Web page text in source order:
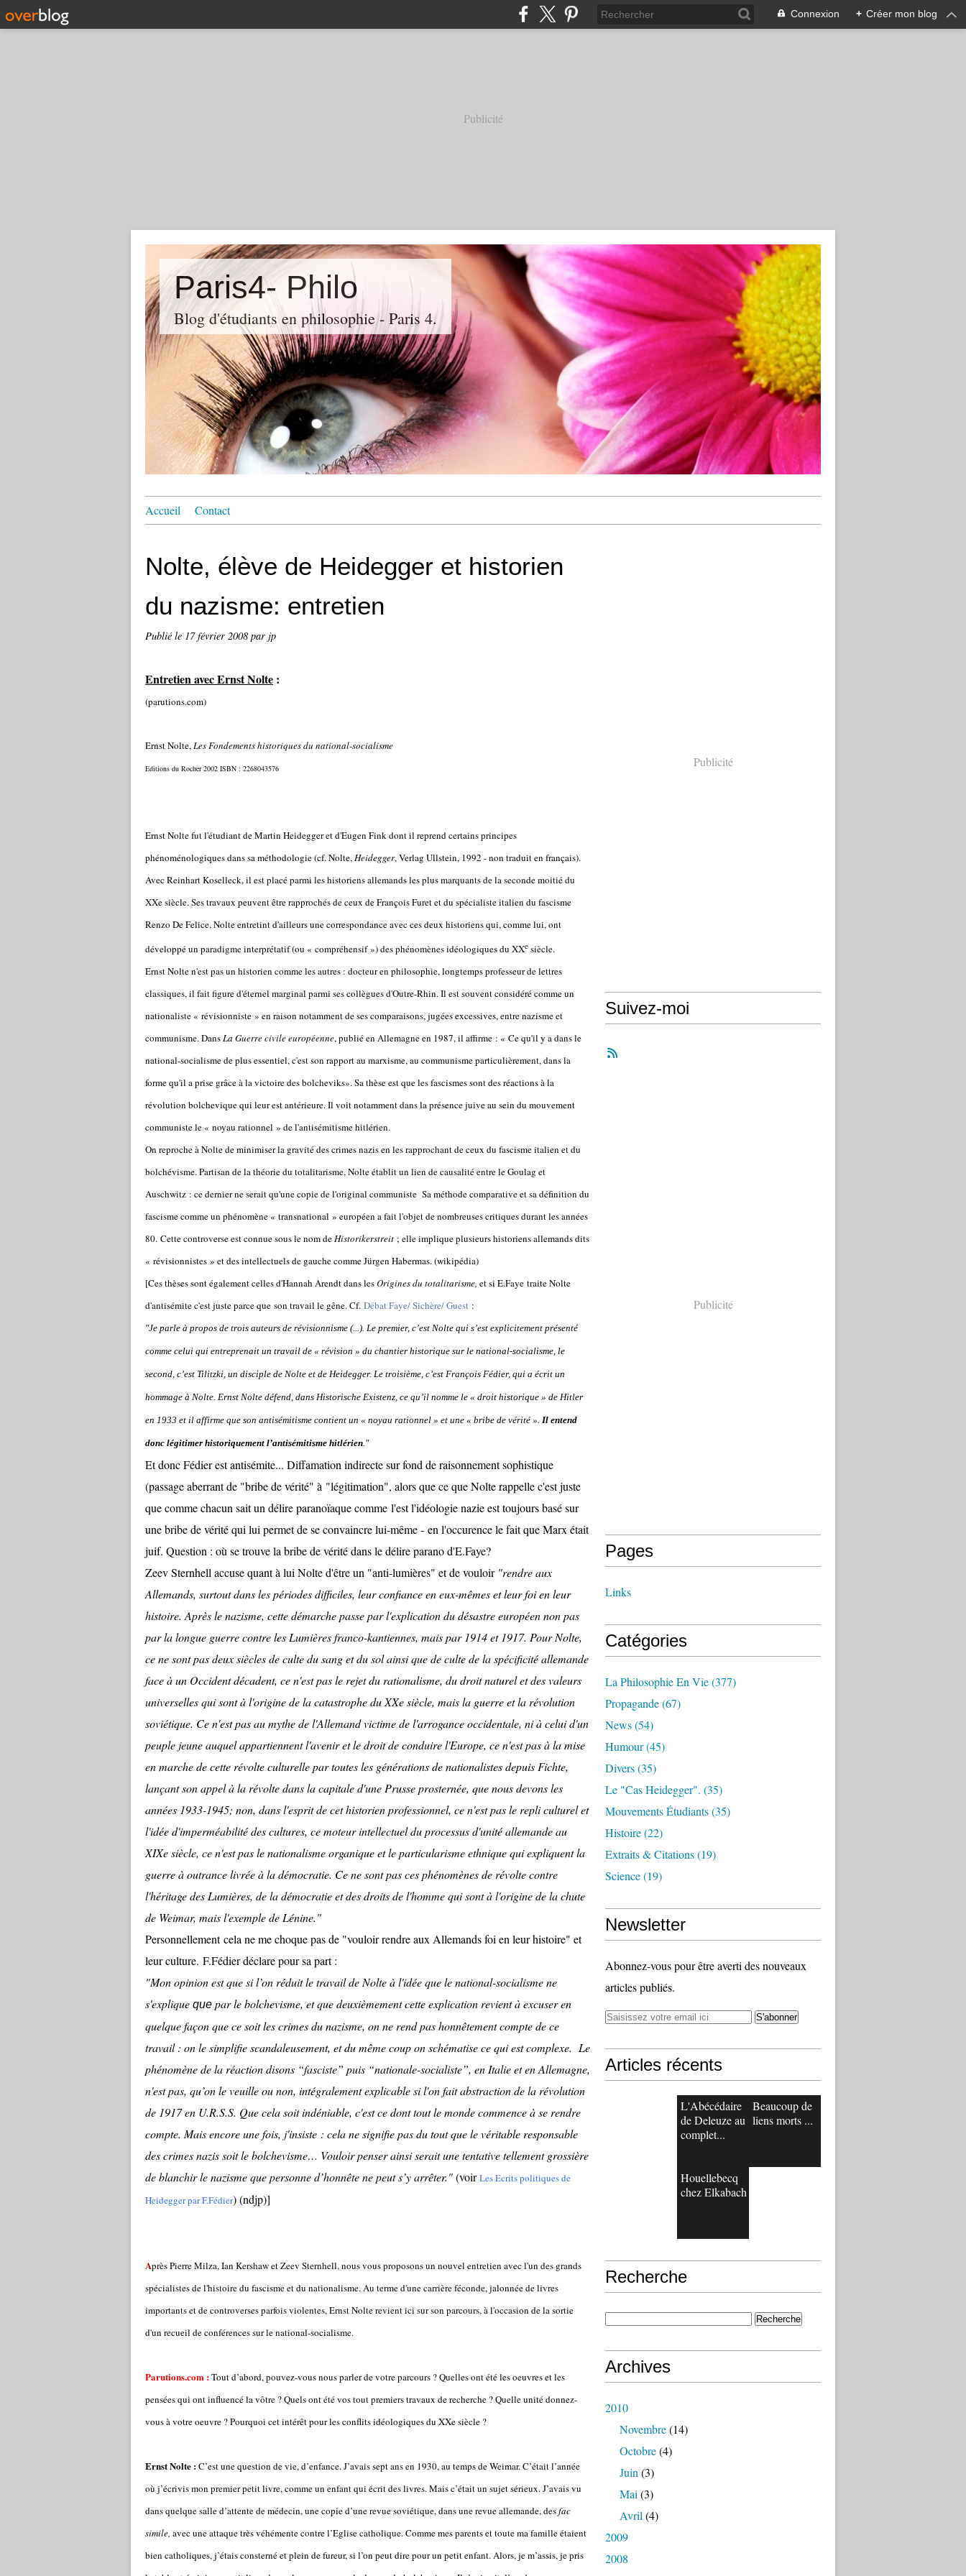
Connexion + Créer mon blog
Publicité
Paris4- Philo
Blog d'étudiants en philosophie - Paris 4.
Accueil Contact
Nolte, élève de Heidegger et historien
du nazisme: entretien
Publié le 17 février 2008 par jp
Entretien avec Ernst Nolte :
(parutions.com)
Ernst Nolte,Les Fondements historiques du national-socialisme
Editions du Rocher 2002 ISBN : 2268043576
Ernst Nolte fut l'étudiant de Martin Heidegger et d'Eugen Fink dont il reprend certains principes
phénoménologiques dans sa méthodologie (cf. Nolte,Heidegger, Verlag Ullstein, 1992 - non traduit en français).
Avec Reinhart Koselleck, il est placé parmi les historiens allemands les plus marquants de la seconde moitié du
XXe siècle. Ses travaux peuvent être rapprochés de ceux de François Furet et du spécialiste italien du fascisme
Renzo De Felice. Nolte entretint d'ailleurs une correspondance avec ces deux historiens qui, comme lui, ont
développé un paradigme interprétatif (ou « compréhensif ») des phénomènes idéologiques du XXe siècle.
Ernst Nolte n'est pas un historien comme les autres : docteur en philosophie, longtemps professeur de lettres
classiques, il fait figure d'éternel marginal parmi ses collègues d'Outre-Rhin. Il est souvent considéré comme un
nationaliste « révisionniste » en raison notamment de ses comparaisons, jugées excessives, entre nazisme et
communisme. DansLa Guerre civile européenne, publié en Allemagne en 1987, il affirme : « Ce qu'il y a dans le
national-socialisme de plus essentiel, c'est son rapport au marxisme, au communisme particulièrement, dans la
forme qu'il a prise grâce à la victoire des bolcheviks». Sa thèse est que les fascismes sont des réactions à la
révolution bolchevique qui leur est antérieure. Il voit notamment dans la présence juive au sein du mouvement
communiste le « noyau rationnel » de l'antisémitisme hitlérien.
On reproche à Nolte de minimiser la gravité des crimes nazis en les rapprochant de ceux du fascisme italien et du
bolchévisme. Partisan de la théorie du totalitarisme, Nolte établit un lien de causalité entre le Goulag et
Auschwitz : ce dernier ne serait qu'une copie de l'original communiste Sa méthode comparative et sa définition du
fascisme comme un phénomène « transnational » européen a fait l'objet de nombreuses critiques durant les années
80. Cette controverse est connue sous le nom deHistorikerstreit ; elle implique plusieurs historiens allemands dits
« révisionnistes » et des intellectuels de gauche comme Jürgen Habermas. (wikipédia)
[Ces thèses sont également celles d'Hannah Arendt dans lesOrigines du totalitarisme, et si E.Faye traite Nolte
d'antisémite c'est juste parce que son travail le gêne. Cf. Débat Faye/ Sichère/ Guest :
"Je parle à propos de trois auteurs de révisionnisme (...). Le premier, c’est Nolte qui s’est explicitement présenté
comme celui qui entreprenait un travail de « révision » du chantier historique sur le national-socialisme, le
second, c’est Tilitzki, un disciple de Nolte et de Heidegger. Le troisième, c’est François Fédier, qui a écrit un
hommage à Nolte. Ernst Nolte défend, dans Historische Existenz, ce qu’il nomme le « droit historique » de Hitler
en 1933 et il affirme que son antisémitisme contient un « noyau rationnel » et une « bribe de vérité ». Il entend
donc légitimer historiquement l’antisémitisme hitlérien."
Et donc Fédier est antisémite... Diffamation indirecte sur fond de raisonnement sophistique
(passage aberrant de "bribe de vérité" à "légitimation", alors que ce que Nolte rappelle c'est juste
que comme chacun sait un délire paranoïaque comme l'est l'idéologie nazie est toujours basé sur
une bribe de vérité qui lui permet de se convaincre lui-même - en l'occurence le fait que Marx était
juif. Question : où se trouve la bribe de vérité dans le délire parano d'E.Faye?
Zeev Sternhell accuse quant à lui Nolte d'être un "anti-lumières" et de vouloir "rendre aux
Allemands, surtout dans les périodes difficiles, leur confiance en eux-mêmes et leur foi en leur
histoire. Après le nazisme, cette démarche passe par l'explication du désastre européen non pas
par la longue guerre contre les Lumières franco-kantiennes, mais par 1914 et 1917. Pour Nolte,
ce ne sont pas deux siècles de culte du sang et du sol ainsi que de culte de la spécificité allemande
face à un Occident décadent, ce n'est pas le rejet du rationalisme, du droit naturel et des valeurs
universelles qui sont à l'origine de la catastrophe du XXe siècle, mais la guerre et la révolution
soviétique. Ce n'est pas au mythe de l'Allemand victime de l'arrogance occidentale, ni à celui d'un
peuple jeune auquel appartiennent l'avenir et le droit de conduire l'Europe, ce n'est pas à la mise
en marche de cette révolte culturelle par toutes les générations de nationalistes depuis Fichte,
lançant son appel à la révolte dans la capitale d'une Prusse prosternée, que nous devons les
années 1933-1945; non, dans l'esprit de cet historien professionnel, ce n'est pas le repli culturel et
l'idée d'imperméabilité des cultures, ce moteur intellectuel du processus d'unité allemande au
XIXe siècle, ce n'est pas le nationalisme organique et le particularisme ethnique qui expliquent la
guerre à outrance livrée à la démocratie. Ce ne sont pas ces phénomènes de révolte contre
l'héritage des Lumières, de la démocratie et des droits de l'homme qui sont à l'origine de la chute
de Weimar, mais l'exemple de Lénine."
Personnellement cela ne me choque pas de "vouloir rendre aux Allemands foi en leur histoire" et
leur culture. F.Fédier déclare pour sa part :
"Mon opinion est que si l’on réduit le travail de Nolte à l'idée que le national-socialisme ne
s'explique que par le bolchevisme, et que deuxièmement cette explication revient à excuser en
quelque façon que ce soit les crimes du nazisme, on ne rend pas honnêtement compte de ce
travail : on le simplifie scandaleusement, et du même coup on sché­matise ce qui est complexe. Le
phénomène de la réaction disons “fasciste” puis “nationale-socialiste”, en Italie et en Allemagne,
n'est pas, qu’on le veuille ou non, intégralement explicable si l'on fait abstraction de la révolution
de 1917 en U.R.S.S. Que cela soit indéniable, c'est ce dont tout le monde commence à se rendre
compte. Mais encore une fois, j'insiste : cela ne signifie pas du tout que le véritable respon­sable
des crimes nazis soit le bolchevisme… Vouloir penser ainsi serait une tentative tellement grossière
de blanchir le nazisme que personne d’honnête ne peut s’y arrê­ter."(voirLes Ecrits politiques de
Heidegger par F.Fédier) (ndjp)]
Après Pierre Milza, Ian Kershaw et Zeev Sternhell, nous vous proposons un nouvel entretien avec l'un des grands
spécialistes de l'histoire du fascisme et du nationalisme. Au terme d'une carrière féconde, jalonnée de livres
importants et de controverses parfois violentes, Ernst Nolte revient ici sur son parcours, à l'occasion de la sortie
d'un recueil de conférences sur le national-socialisme.
Parutions.com :Tout d’abord, pouvez-vous nous parler de votre parcours ? Quelles ont été les oeuvres et les
pensées qui ont influencé la vôtre ? Quels ont été vos tout premiers travaux de recherche ? Quelle unité donnez-
vous à votre oeuvre ? Pourquoi cet intérêt pour les conflits idéologiques du XXe siècle ?
Ernst Nolte :C’est une question de vie, d’enfance. J’avais sept ans en 1930, au temps de Weimar. C’était l’année
où j’écrivis mon premier petit livre, comme un enfant qui écrit des livres. Mais c’était un sujet sérieux. J’avais vu
dans quelque salle d’attente de médecin, une copie d’une revue soviétique, dans une revue allemande, desfac
simile, avec une attaque très véhémente contre l’Eglise catholique. Comme mes parents et toute ma famille étaient
bien catholiques, j’étais consterné et plein de fureur, si l’on peut dire pour un petit enfant. Alors, je m’assis, je pris
Publicité
Suivez-moi
Publicité
Pages
Links
Catégories
La Philosophie En Vie(377)
Propagande(67)
News(54)
Humour(45)
Divers(35)
Le "cas Heidegger". (35)
Mouvements Étudiants(35)
Histoire(22)
Extraits & Citations(19)
Science(19)
Newsletter
Abonnez-vous pour être averti des nouveaux
articles publiés.
Articles récents
L'Abécédaire
de Deleuze au
complet...
Beaucoup de
liens morts ...
Houellebecq
chez Elkabach
Recherche
Archives
2010
Novembre(14)
Octobre(4)
Juin (3)
Mai (3)
Avril (4)
2009
2008